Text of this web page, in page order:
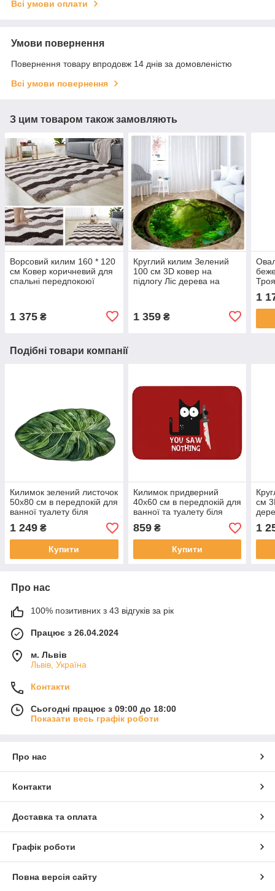
Всі умови оплати
Умови повернення
Повернення товару впродовж 14 днів за домовленістю
Всі умови повернення
З цим товаром також замовляють
Ворсовий килим 160 * 120
см Ковер коричневий для
спальні передпокоюї
1 375 ₴
Круглий килим Зелений
100 см 3D ковер на
підлогу Ліс дерева на
1 359₴
1
Подібні товари компанії
Килимок зелений листочок
50х80 см в передпокій для
ванної туалету біля
вхідних дверей під двері
придверний килим
1 249 ₴
Купити
Килимок придверний
40х60 см в передпокій для
ванної та туалету біля
вхідних дверей під двері з
котом прикольний
859₴
Купити
см
1
Про нас
100% позитивних з 43 відгуків за рік
Працює з 26.04.2024
м. Львів
Львів, Україна
Контакти
Сьогодні працює з 09:00 до 18:00
Показати весь графік роботи
Про нас
Контакти
Доставка та оплата
Графік роботи
Повна версія сайту